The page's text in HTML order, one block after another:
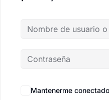
Mantenerme conectado